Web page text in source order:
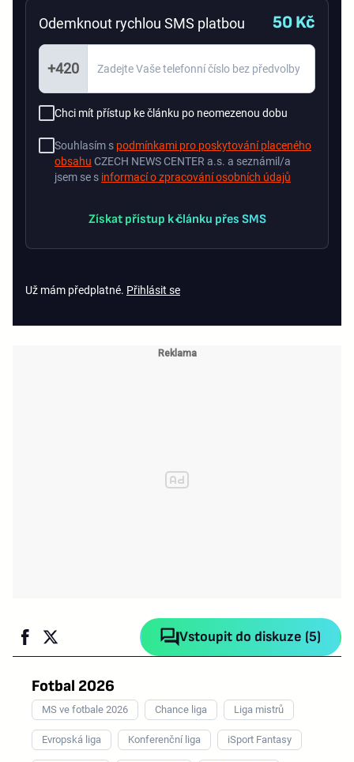
Odemknout rychlou SMS platbou 50 Kč
+420
Chci mít přístup ke článku po neomezenou dobu
Souhlasím s podmínkami pro poskytování placeného
obsahu CZECH NEWS CENTER a.s. a seznámil/a
jsem se s informací o zpracování osobních údajů
Získat přístup k článku přes SMS
Už mám předplatné. Přihlásit se
Vstoupit do diskuze (5)
Fotbal 2026
MS ve fotbale 2026 Chance liga Liga mistrů
Evropská liga Konferenční liga iSport Fantasy